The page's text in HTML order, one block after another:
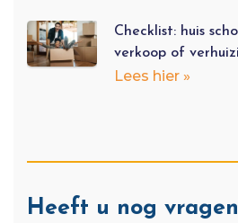
Checklist: huis
verkoop of
Lees hier »
Heeft u nog